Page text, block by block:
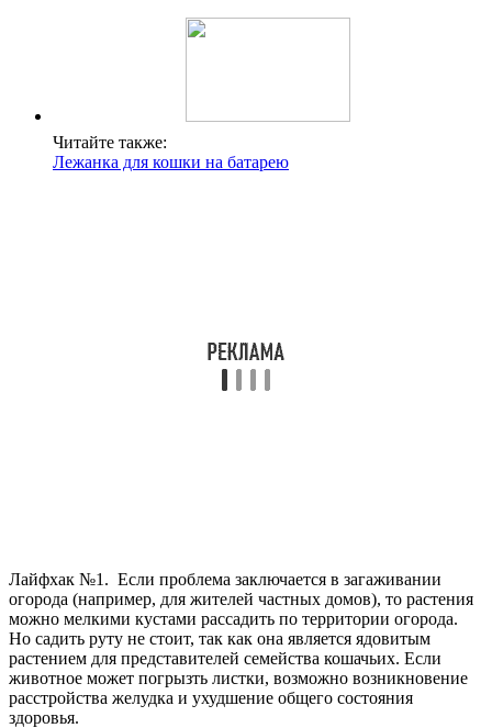
Читайте также:
Лежанка для кошки на батарею
Лайфхак №1. Если проблема заключается в загаживании
огорода (например, для жителей частных домов), то растения
можно мелкими кустами рассадить по территории огорода.
Но садить руту не стоит, так как она является ядовитым
растением для представителей семейства кошачьих. Если
животное может погрызть листки, возможно возникновение
расстройства желудка и ухудшение общего состояния
здоровья.